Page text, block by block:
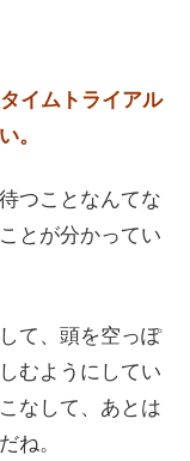
イムトライアル
。
つことなんてな
とが分かってい
て、頭を空っぽ
むようにしてい
なして、あとは
ね。